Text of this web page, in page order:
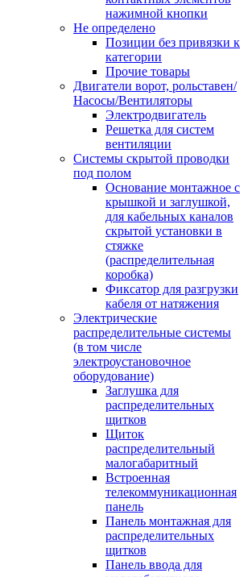
нажимной кнопки
Не определено
Позиции без привязки к
категории
Прочие товары
Двигатели ворот, рольставен/
Насосы/Вентиляторы
Электродвигатель
Решетка для систем
вентиляции
Системы скрытой проводки
под полом
Основание монтажное с
крышкой и заглушкой,
для кабельных каналов
скрытой установки в
стяжке
(распределительная
коробка)
Фиксатор для разгрузки
кабеля от натяжения
Электрические
распределительные системы
(в том числе
электроустановочное
оборудование)
Заглушка для
распределительных
щитков
Щиток
распределительный
малогабаритный
Встроенная
телекоммуникационная
панель
Панель монтажная для
распределительных
щитков
Панель ввода для